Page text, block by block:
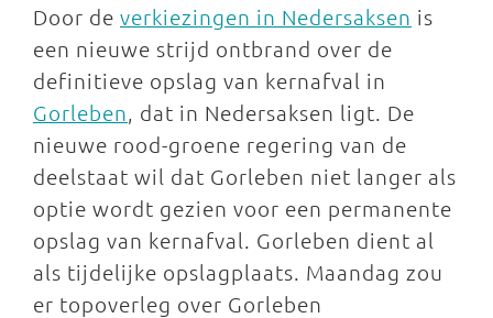
Door de verkiezingen in Nedersaksen is
een nieuwe strijd ontbrand over de
definitieve opslag van kernafval in
Gorleben, dat in Nedersaksen ligt. De
nieuwe rood-groene regering van de
deelstaat wil dat Gorleben niet langer als
optie wordt gezien voor een permanente
opslag van kernafval. Gorleben dient al
als tijdelijke opslagplaats. Maandag zou
er topoverleg over Gorleben